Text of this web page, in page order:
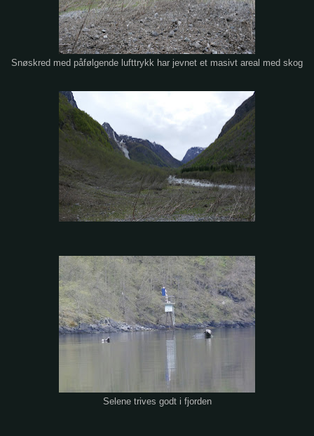
Snøskred med påfølgende lufttrykk har jevnet et masivt areal med skog
Selene trives godt i fjorden